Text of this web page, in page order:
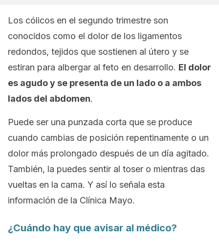
Los cólicos en el segundo trimestre son
conocidos como el dolor de los ligamentos
redondos, tejidos que sostienen al útero y se
estiran para albergar al feto en desarrollo. El dolor
es agudo y se presenta de un lado o a ambos
lados del abdomen.
Puede ser una punzada corta que se produce
cuando cambias de posición repentinamente o un
dolor más prolongado después de un día agitado.
También, la puedes sentir al toser o mientras das
vueltas en la cama. Y así lo señala esta
información de la Clínica Mayo.
¿Cuándo hay que avisar al médico?